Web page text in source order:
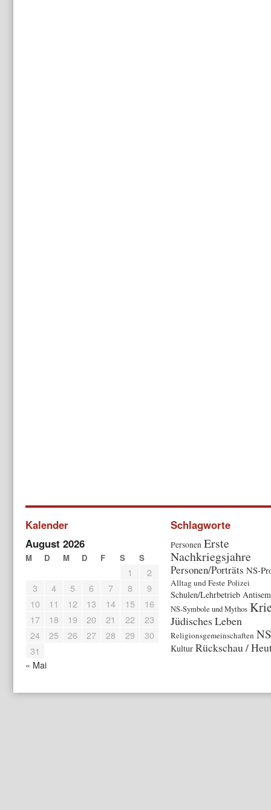
Kalender
August 2026
M D M D F S S
« Mai
1
2
3
4 5 6 7 8
9
10
11 12 13 14 15
16
17
18 19 20 21 22
23
24
25 26 27 28 29
30
31
Schlagworte
Personen Erste
Nachkriegsjahre
Personen/Porträts NS-
Alltag und Feste Polizei
Schulen/Lehrbetrieb
NS-Symbole und Mythos
Jüdisches Leben
Religionsgemeinschaften
Kultur Rückschau /